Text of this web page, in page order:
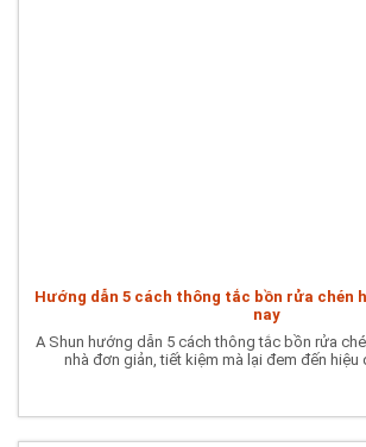
Hướng dẫn 5 cách thông tắc bồn rửa chén
nay
A Shun hướng dẫn 5 cách thông tắc bồn rửa
nhà đơn giản, tiết kiệm mà lại đem đến hiệu